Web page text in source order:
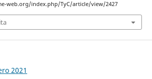
web.org/index.php/TyC/article/view/2427
2021